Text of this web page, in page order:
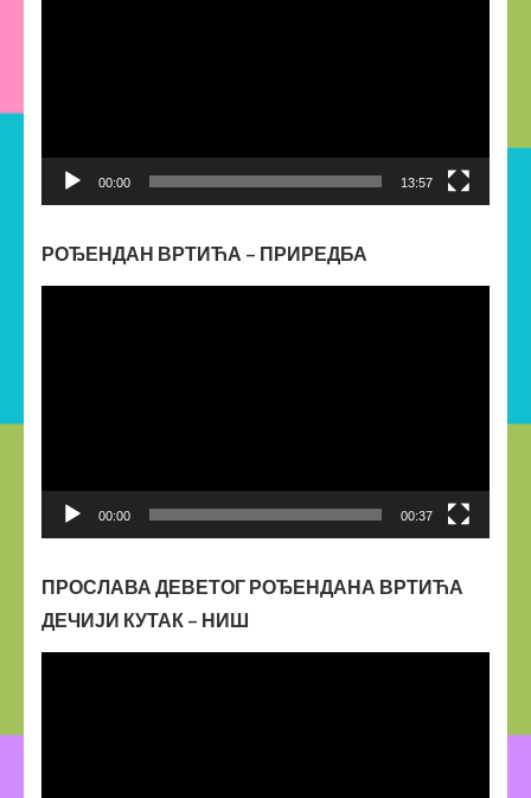
00:00 13:57
РОЂЕНДАН ВРТИЋА – ПРИРЕДБА
00:00 00:37
ПРОСЛАВА ДЕВЕТОГ РОЂЕНДАНА ВРТИЋА
ДЕЧИЈИ КУТАК – НИШ